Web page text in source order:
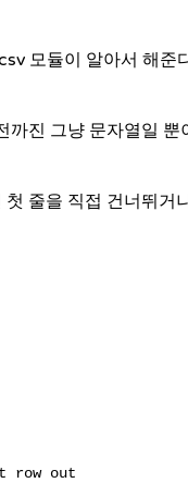
모듈이 알아서 해준
까진 그냥 문자열일 뿐
줄을 직접 건너뛰거
row out